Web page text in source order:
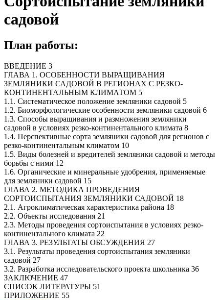
садовой
План работы:
ВВЕДЕНИЕ 3
ГЛАВА 1. ОСОБЕННОСТИ ВЫРАЩИВАНИЯ
ЗЕМЛЯНИКИ САДОВОЙ В РЕГИОНАХ С РЕЗКО-
КОНТИНЕНТАЛЬНЫМ КЛИМАТОМ 5
1.1. Систематическое положение земляники садовой 5
1.2. Биоморфологические особенности земляники садовой 6
1.3. Способы выращивания и размножения земляники
садовой в условиях резко-континентального климата 8
1.4. Перспективные сорта земляники садовой для регионов с
резко-континентальным климатом 10
1.5. Виды болезней и вредителей земляники садовой и методы
борьбы с ними 12
1.6. Органические и минеральные удобрения, применяемые
для земляники садовой 15
ГЛАВА 2. МЕТОДИКА ПРОВЕДЕНИЯ
СОРТОИСПЫТАНИЯ ЗЕМЛЯНИКИ САДОВОЙ 18
2.1. Агроклиматическая характеристика района 18
2.2. Объекты исследования 21
2.3. Методы проведения сортоиспытания в условиях резко-
континентального климата 22
ГЛАВА 3. РЕЗУЛЬТАТЫ ОБСУЖДЕНИЯ 27
3.1. Результаты проведения сортоиспытания земляники
садовой 27
3.2. Разработка исследовательского проекта школьника 36
ЗАКЛЮЧЕНИЕ 47
СПИСОК ЛИТЕРАТУРЫ 51
ПРИЛОЖЕНИЕ 55